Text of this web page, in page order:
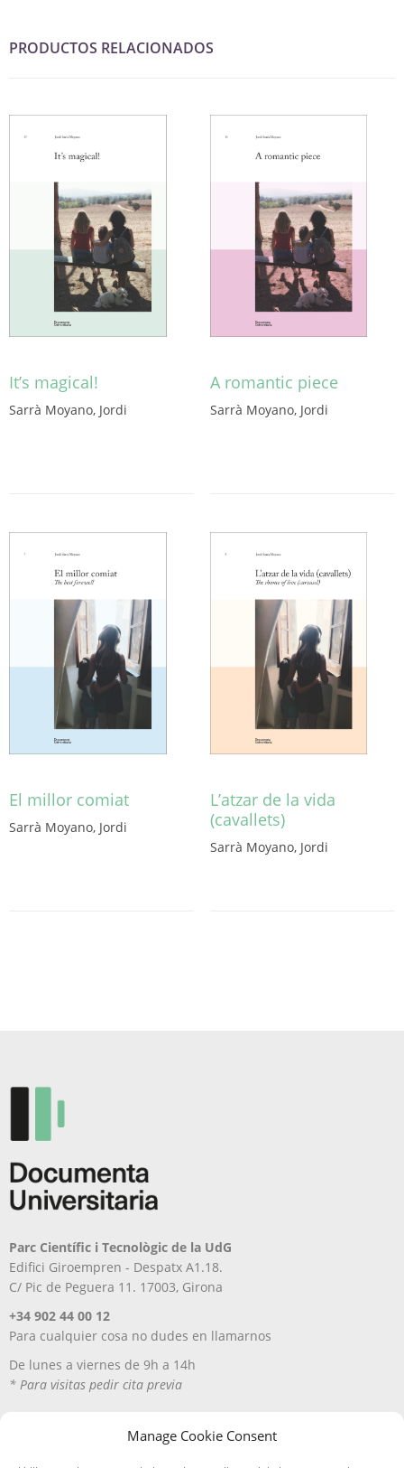
Manage Cookie Consent
PRODUCTOS RELACIONADOS
It’s magical!
Sarrà Moyano, Jordi
A romantic piece
Sarrà Moyano, Jordi
El millor comiat
Sarrà Moyano, Jordi
L’atzar de la vida
(cavallets)
Sarrà Moyano, Jordi
Parc Científic i Tecnològic de la UdG
Edifici Giroempren - Despatx A1.18.
C/ Pic de Peguera 11. 17003, Girona
+34 902 44 00 12
Para cualquier cosa no dudes en llamarnos
De lunes a viernes de 9h a 14h
* Para visitas pedir cita previa